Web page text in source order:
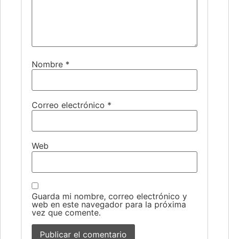
Nombre *
Correo electrónico *
Web
Guarda mi nombre, correo electrónico y
web en este navegador para la próxima
vez que comente.